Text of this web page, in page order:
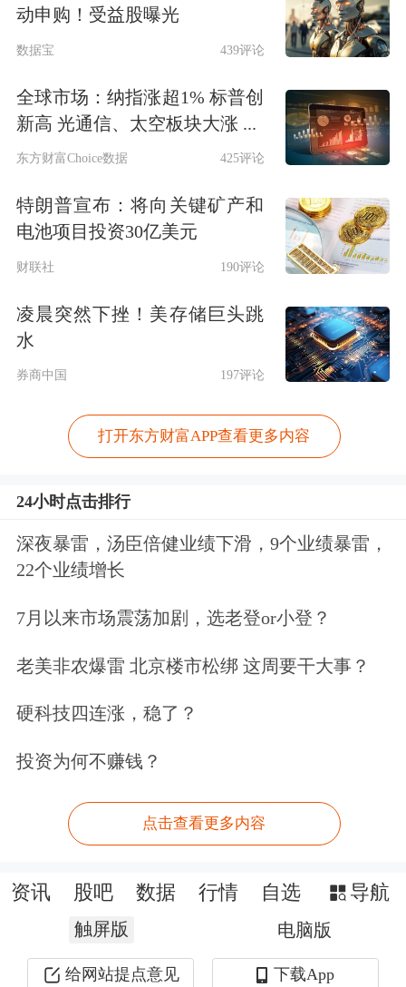
动申购！受益股曝光
数据宝 439评论
全球市场：纳指涨超1% 标普创
新高 光通信、太空板块大涨 ...
东方财富Choice数据 425评论
特朗普宣布：将向关键矿产和
电池项目投资30亿美元
财联社 190评论
凌晨突然下挫！美存储巨头跳
水
券商中国 197评论
打开东方财富APP查看更多内容
24小时点击排行
深夜暴雷，汤臣倍健业绩下滑，9个业绩暴雷，
22个业绩增长
7月以来市场震荡加剧，选老登or小登？
老美非农爆雷 北京楼市松绑 这周要干大事？
硬科技四连涨，稳了？
投资为何不赚钱？
点击查看更多内容
资讯 股吧 数据 行情 自选 导航
触屏版 电脑版
给网站提点意见 下载App